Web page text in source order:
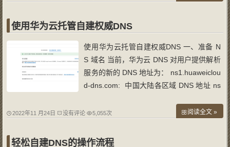
权威 dns 即 可利用权威 dns 的缺省
使用华为云托管自建权威DNS
使用华为云托管自建权威DNS 一、准备 N
S 域名 当前，华为云 DNS 对用户提供解析
服务的新的 DNS 地址为： ns1.huaweiclou
d-dns.com: 中国大陆各区域 DNS 地址 ns
NS 地址 ns1.huaweicloud-dns.net: 除中
weicloud-dns.org: 除中国大陆之外国
2022年11 月24日 没有评论 5,055次 阅读全文 »
轻松自建DNS的操作流程